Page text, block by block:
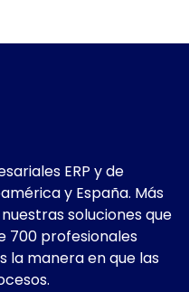
ERP y de
y España. Más
soluciones que
700 profesionales
la manera en que las